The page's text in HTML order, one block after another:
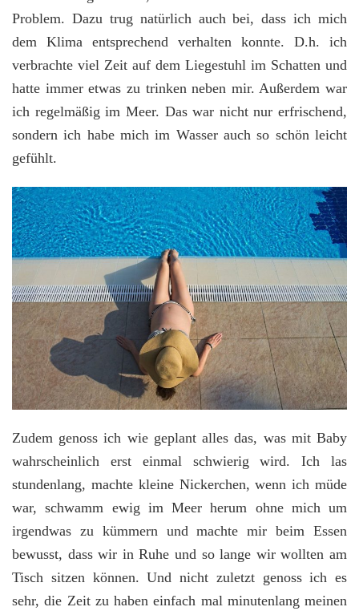
Problem. Dazu trug natürlich auch bei, dass ich mich
dem Klima entsprechend verhalten konnte. D.h. ich
verbrachte viel Zeit auf dem Liegestuhl im Schatten und
hatte immer etwas zu trinken neben mir. Außerdem war
ich regelmäßig im Meer. Das war nicht nur erfrischend,
sondern ich habe mich im Wasser auch so schön leicht
gefühlt.
Zudem genoss ich wie geplant alles das, was mit Baby
wahrscheinlich erst einmal schwierig wird. Ich las
stundenlang, machte kleine Nickerchen, wenn ich müde
war, schwamm ewig im Meer herum ohne mich um
irgendwas zu kümmern und machte mir beim Essen
bewusst, dass wir in Ruhe und so lange wir wollten am
Tisch sitzen können. Und nicht zuletzt genoss ich es
sehr, die Zeit zu haben einfach mal minutenlang meinen